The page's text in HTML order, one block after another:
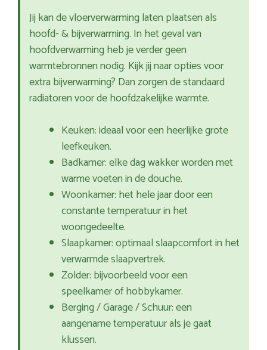
Jij kan de vloerverwarming laten plaatsen als
hoofd- & bijverwarming. In het geval van
hoofdverwarming heb je verder geen
warmtebronnen nodig. Kijk jij naar opties voor
extra bijverwarming? Dan zorgen de standaard
radiatoren voor de hoofdzakelijke warmte.
Keuken: ideaal voor een heerlijke grote
leefkeuken.
Badkamer: elke dag wakker worden met
warme voeten in de douche.
Woonkamer: het hele jaar door een
constante temperatuur in het
woongedeelte.
Slaapkamer: optimaal slaapcomfort in het
verwarmde slaapvertrek.
Zolder: bijvoorbeeld voor een
speelkamer of hobbykamer.
Berging / Garage / Schuur: een
aangename temperatuur als je gaat
klussen.